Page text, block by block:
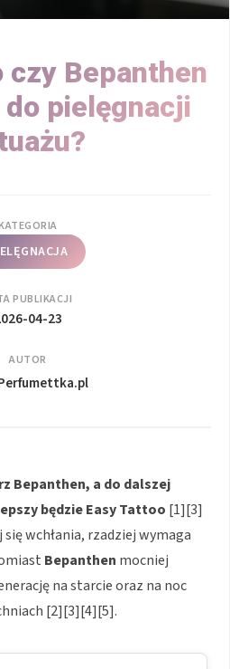
czy Bepanthen
pielęgnacji
PUBLIKACJI
04-23
AUTOR
Bepanthen, a do dalszej
będzieEasy Tattoo [1][3]
się wchłania, rzadziej wymaga
Bepanthen mocniej
na starcie oraz na noc
[2][3][4][5].